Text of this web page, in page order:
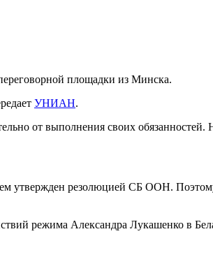
площадки из Минска.
УНИАН.
от выполнения своих
утвержден резолюцией СБ ООН.
режима Александра Лукашенко в